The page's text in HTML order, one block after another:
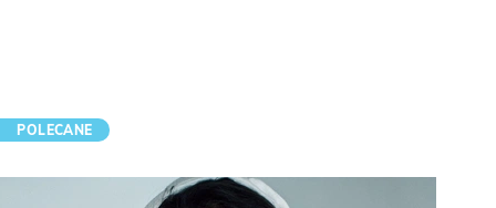
POLECANE